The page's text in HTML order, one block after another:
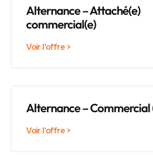
Alternance – Attaché(e)
commercial(e)
Voir l'offre >
Alternance – Commercial
Voir l'offre >